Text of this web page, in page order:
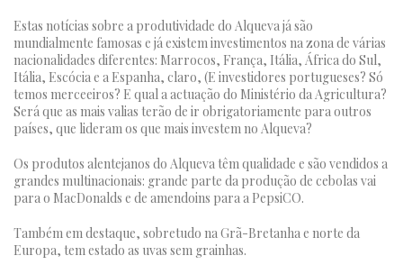
Estas notícias sobre a produtividade do Alqueva já são
mundialmente famosas e já existem investimentos na zona de várias
nacionalidades diferentes: Marrocos, França, Itália, África do Sul,
Itália, Escócia e a Espanha, claro, (E investidores portugueses? Só
temos merceeiros? E qual a actuação do Ministério da Agricultura?
Será que as mais valias terão de ir obrigatoriamente para outros
países, que lideram os que mais investem no Alqueva?
Os produtos alentejanos do Alqueva têm qualidade e são vendidos a
grandes multinacionais: grande parte da produção de cebolas vai
para o MacDonalds e de amendoins para a PepsiCO.
Também em destaque, sobretudo na Grã-Bretanha e norte da
Europa, tem estado as uvas sem grainhas.